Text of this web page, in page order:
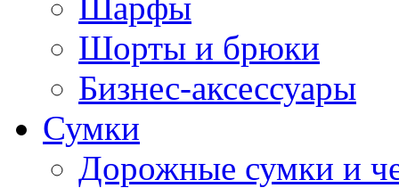
Шорты и брюки
Бизнес-аксессуары
Сумки
Дорожные сумки и